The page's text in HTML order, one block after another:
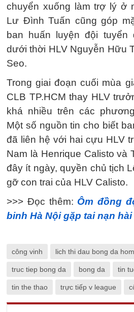
chuyển xuống làm trợ lý ở
Lư Đình Tuấn cũng góp
ban huấn luyện đội tuyển
dưới thời HLV Nguyễn Hữu
Seo.
Trong giai đoạn cuối mùa
CLB TP.HCM thay HLV
khá nhiều trên các
Một số nguồn tin cho biết
đã liên hệ với hai cựu HLV
Nam là Henrique Calisto và
đây ít ngày, quyền chủ tịch
gỡ con trai của HLV Calisto.
>>> Đọc thêm: Ôm đồng
binh Hà Nội gặp tai nạn
công vinh lich thi dau bong da
truc tiep bong da bong da tin
tin the thao trực tiếp v league